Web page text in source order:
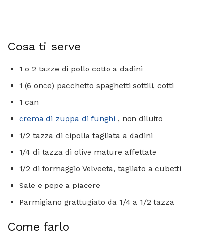
Cosa ti serve
1 o 2 tazze di pollo cotto a dadini
1 (6 once) pacchetto spaghetti sottili, cotti
1 can
crema di zuppa di funghi , non diluito
1/2 tazza di cipolla tagliata a dadini
1/4 di tazza di olive mature affettate
1/2 di formaggio Velveeta, tagliato a cubetti
Sale e pepe a piacere
Parmigiano grattugiato da 1/4 a 1/2 tazza
Come farlo